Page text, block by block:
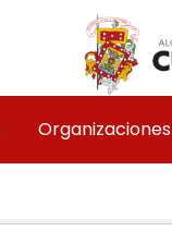
Organizaciones